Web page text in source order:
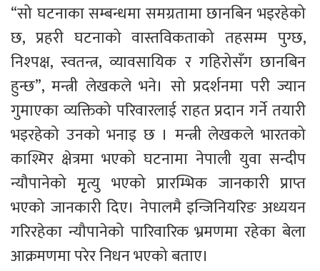
“सो घटनाका सम्बन्धमा समग्रतामा छानबिन भइरहेको
छ, प्रहरी घटनाको वास्तविकताको तहसम्म पुग्छ,
निश्पक्ष, स्वतन्त्र, व्यावसायिक र गहिरोसँग छानबिन
हुन्छ”, मन्त्री लेखकले भने। सो प्रदर्शनमा परी ज्यान
गुमाएका व्यक्तिको परिवारलाई राहत प्रदान गर्ने तयारी
भइरहेको उनको भनाइ छ । मन्त्री लेखकले भारतको
काश्मिर क्षेत्रमा भएको घटनामा नेपाली युवा सन्दीप
न्यौपानेको मृृत्यु भएको प्रारम्भिक जानकारी प्राप्त
भएको जानकारी दिए। नेपालमै इन्जिनियरिङ अध्ययन
गरिरहेका न्यौपानेको पारिवारिक भ्रमणमा रहेका बेला
आक्रमणमा परेर निधन भएको बताए।